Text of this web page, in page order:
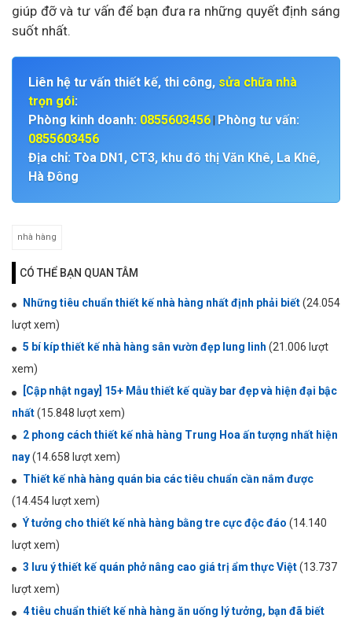
giúp đỡ và tư vấn để bạn đưa ra những quyết định sáng
suốt nhất.
Liên hệ tư vấn thiết kế, thi công, sửa chữa nhà
trọn gói:
Phòng kinh doanh: 0855603456| Phòng tư vấn:
0855603456
Địa chỉ: Tòa DN1, CT3, khu đô thị Văn Khê, La Khê,
Hà Đông
nhà hàng
CÓ THỂ BẠN QUAN TÂM
Những tiêu chuẩn thiết kế nhà hàng nhất định phải biết(24.054
lượt xem)
5 bí kíp thiết kế nhà hàng sân vườn đẹp lung linh (21.006 lượt
xem)
[Cập nhật ngay] 15+ Mẫu thiết kế quầy bar đẹp và hiện đại bậc
nhất(15.848 lượt xem)
2 phong cách thiết kế nhà hàng Trung Hoa ấn tượng nhất hiện
nay(14.658 lượt xem)
Thiết kế nhà hàng quán bia các tiêu chuẩn cần nắm được
(14.454 lượt xem)
Ý tưởng cho thiết kế nhà hàng bằng tre cực độc đáo (14.140
lượt xem)
3 lưu ý thiết kế quán phở nâng cao giá trị ẩm thực Việt(13.737
lượt xem)
4 tiêu chuẩn thiết kế nhà hàng ăn uống lý tưởng, bạn đã biết